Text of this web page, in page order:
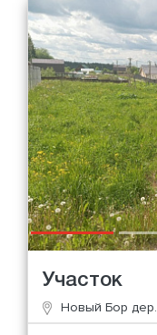
Участок
Новый Бор дер.